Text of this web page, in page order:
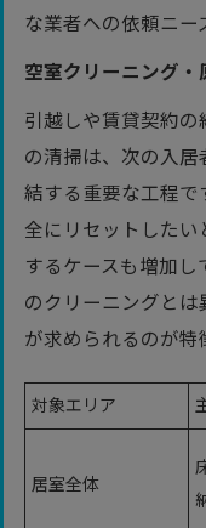
な業者への依頼ニー
空室クリーニング
引越しや賃貸契約
の清掃は、次の入
結する重要な工程で
全にリセットした
するケースも増加し
のクリーニングと
が求められるのが特
対象エリア
居室全体